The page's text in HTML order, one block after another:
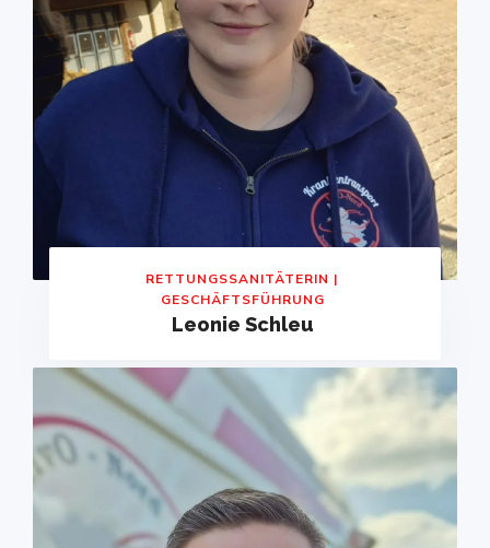
RETTUNGSSANITÄTERIN |
GESCHÄFTSFÜHRUNG
Leonie Schleu